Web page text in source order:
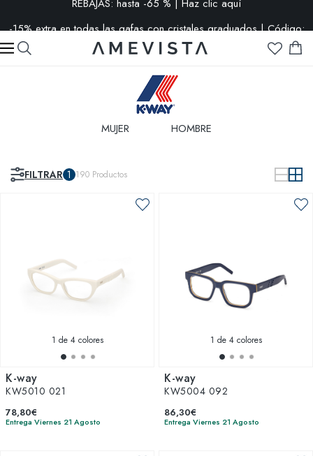
-15% extra en todas las gafas con cristales graduados | Código:
MUJER HOMBRE
FILTRAR 1 190 Productos
1 de 4 colores
K-way
KW5010 021
78,80€
Entrega Viernes 21 Agosto
1 de 4 colores
K-way
KW5004 092
86,30€
Entrega Viernes 21 Agosto